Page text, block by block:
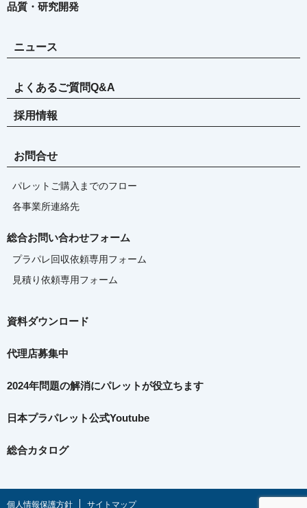
品質・研究開発
ニュース
よくあるご質問Q&A
採用情報
お問合せ
パレットご購入までのフロー
各事業所連絡先
総合お問い合わせフォーム
プラパレ回収依頼専用フォーム
見積り依頼専用フォーム
資料ダウンロード
代理店募集中
2024年問題の解消にパレットが役立ちます
日本プラパレット公式Youtube
総合カタログ
個人情報保護方針 サイトマップ